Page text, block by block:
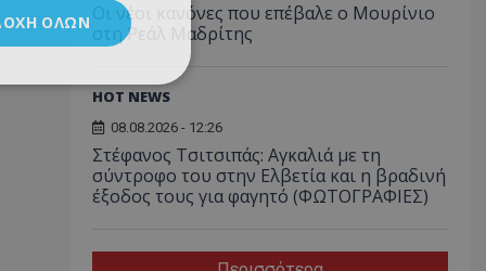
Οι νέοι κανόνες που επέβαλε ο Μουρίνιο
στη Ρεάλ Μαδρίτης
HOT NEWS
08.08.2026 - 12:26
Στέφανος Τσιτσιπάς: Αγκαλιά με τη
σύντροφο του στην Ελβετία και η βραδινή
έξοδος τους για φαγητό (ΦΩΤΟΓΡΑΦΙΕΣ)
ΌΛΩΝ